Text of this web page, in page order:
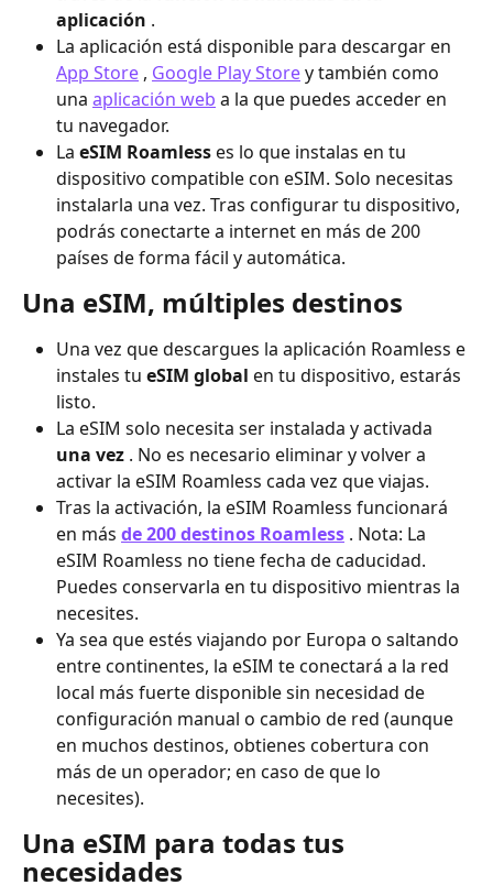
aplicación .
La aplicación está disponible para descargar en
App Store , Google Play Store y también como
una aplicación web a la que puedes acceder en
tu navegador.
La eSIM Roamless es lo que instalas en tu
dispositivo compatible con eSIM. Solo necesitas
instalarla una vez. Tras configurar tu dispositivo,
podrás conectarte a internet en más de 200
países de forma fácil y automática.
Una eSIM, múltiples destinos
Una vez que descargues la aplicación Roamless e
instales tu eSIM global en tu dispositivo, estarás
listo.
La eSIM solo necesita ser instalada y activada
una vez . No es necesario eliminar y volver a
activar la eSIM Roamless cada vez que viajas.
Tras la activación, la eSIM Roamless funcionará
en más de 200 destinos Roamless . Nota: La
eSIM Roamless no tiene fecha de caducidad.
Puedes conservarla en tu dispositivo mientras la
necesites.
Ya sea que estés viajando por Europa o saltando
entre continentes, la eSIM te conectará a la red
local más fuerte disponible sin necesidad de
configuración manual o cambio de red (aunque
en muchos destinos, obtienes cobertura con
más de un operador; en caso de que lo
necesites).
Una eSIM para todas tus
necesidades